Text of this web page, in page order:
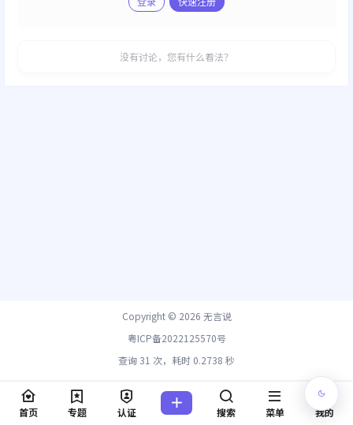
没有讨论，您有什么看法？
Copyright © 2026 无言说
粤ICP备2022125570号
查询 31 次，耗时 0.2738 秒
首页 专题 认证 搜索 菜单 我的